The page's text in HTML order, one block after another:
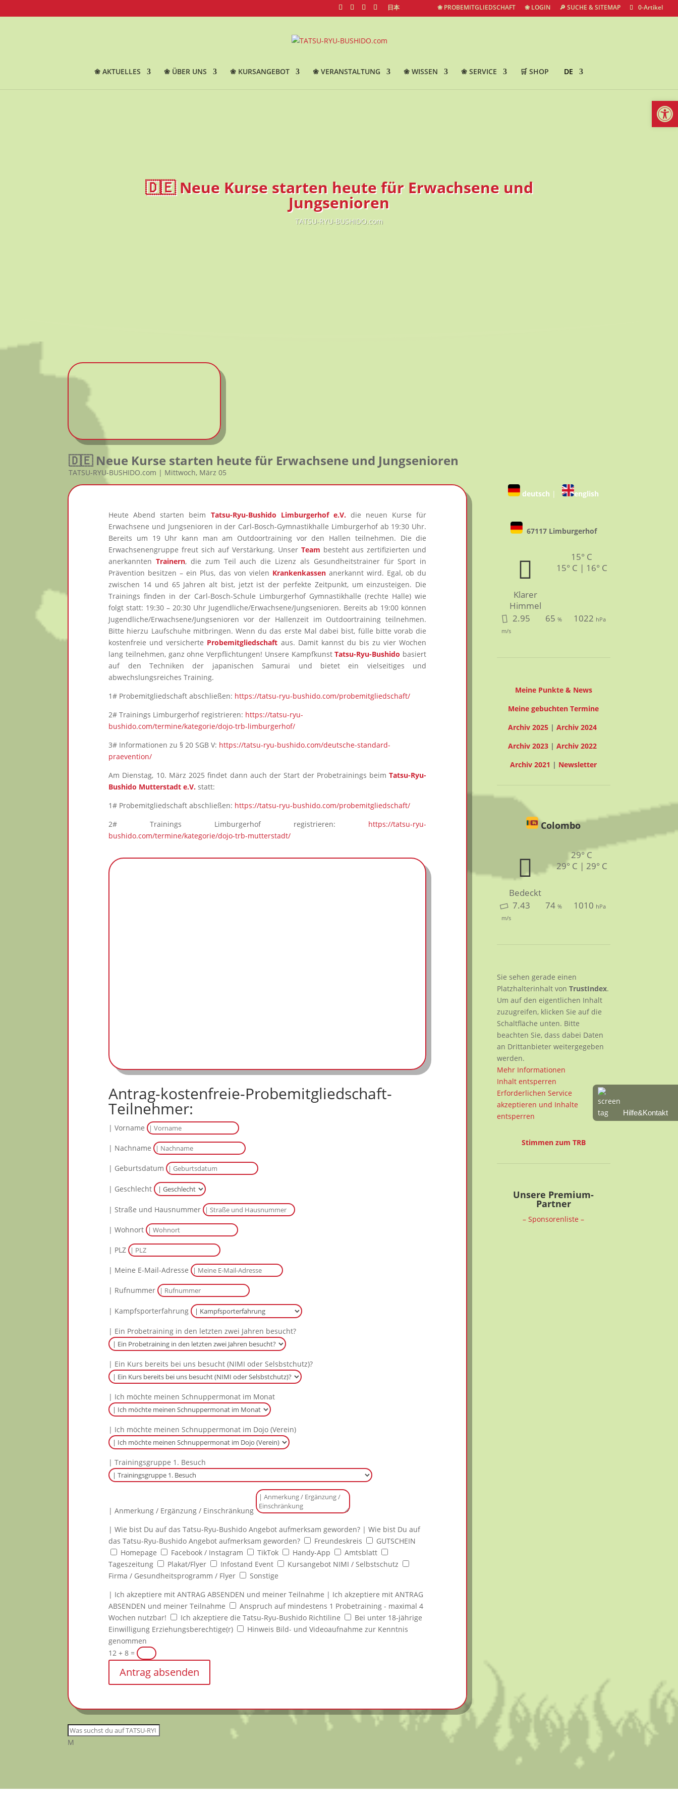
日本 ❀ PROBEMITGLIEDSCHAFT ❀ LOGIN 🔎 SUCHE & SITEMAP 0-Artikel
❀ AKTUELLES ❀ ÜBER UNS ❀ KURSANGEBOT ❀ VERANSTALTUNG ❀ WISSEN ❀ SERVICE 🛒 SHOP DE
🇩🇪 Neue Kurse starten heute für Erwachsene und
Jungsenioren
TATSU-RYU-BUSHIDO.com
🇩🇪 Neue Kurse starten heute für Erwachsene und Jungsenioren
TATSU-RYU-BUSHIDO.com | Mittwoch, März 05
Heute Abend starten beim Tatsu-Ryu-Bushido Limburgerhof e.V.die neuen Kurse für
Erwachsene und Jungsenioren in der Carl-Bosch-Gymnastikhalle Limburgerhof ab 19:30 Uhr.
Bereits um 19 Uhr kann man am Outdoortraining vor den Hallen teilnehmen. Die die
Erwachsenengruppe freut sich auf Verstärkung. Unser Team besteht aus zertifizierten und
anerkanntenTrainern, die zum Teil auch die Lizenz als Gesundheitstrainer für Sport in
Prävention besitzen – ein Plus, das von vielen Krankenkassenanerkannt wird. Egal, ob du
zwischen 14 und 65 Jahren alt bist, jetzt ist der perfekte Zeitpunkt, um einzusteigen. Die
Trainings finden in der Carl-Bosch-Schule Limburgerhof Gymnastikhalle (rechte Halle) wie
folgt statt: 19:30 – 20:30 Uhr Jugendliche/Erwachsene/Jungsenioren. Bereits ab 19:00 können
Jugendliche/Erwachsene/Jungsenioren vor der Hallenzeit im Outdoortraining teilnehmen.
Bitte hierzu Laufschuhe mitbringen. Wenn du das erste Mal dabei bist, fülle bitte vorab die
kostenfreie und versicherte Probemitgliedschaft aus. Damit kannst du bis zu vier Wochen
lang teilnehmen, ganz ohne Verpflichtungen! Unsere KampfkunstTatsu-Ryu-Bushido basiert
auf den Techniken der japanischen Samurai und bietet ein vielseitiges und
abwechslungsreiches Training.
1# Probemitgliedschaft abschließen: https://tatsu-ryu-bushido.com/probemitgliedschaft/
2# Trainings Limburgerhof registrieren: https://tatsu-ryu-
bushido.com/termine/kategorie/dojo-trb-limburgerhof/
3# Informationen zu § 20 SGB V: https://tatsu-ryu-bushido.com/deutsche-standard-
praevention/
Am Dienstag, 10. März 2025 findet dann auch der Start der Probetrainings beimTatsu-Ryu-
Bushido Mutterstadt e.V. statt:
1# Probemitgliedschaft abschließen: https://tatsu-ryu-bushido.com/probemitgliedschaft/
2# Trainings Limburgerhof registrieren: https://tatsu-ryu-
bushido.com/termine/kategorie/dojo-trb-mutterstadt/
Antrag-kostenfreie-Probemitgliedschaft-
Teilnehmer:
| Vorname
| Nachname
| Geburtsdatum
| Geschlecht
| Straße und Hausnummer
| Wohnort
| PLZ
| Meine E-Mail-Adresse
| Rufnummer
| Kampfsporterfahrung
| Ein Probetraining in den letzten zwei Jahren besucht?
| Ein Kurs bereits bei uns besucht (NIMI oder Selsbstchutz)?
| Ich möchte meinen Schnuppermonat im Monat
| Ich möchte meinen Schnuppermonat im Dojo (Verein)
| Trainingsgruppe 1. Besuch
| Anmerkung / Ergänzung / Einschränkung
| Wie bist Du auf das Tatsu-Ryu-Bushido Angebot aufmerksam geworden? | Wie bist Du auf
das Tatsu-Ryu-Bushido Angebot aufmerksam geworden?
Freundeskreis
GUTSCHEIN
Homepage
Facebook / Instagram TikTok Handy-App
Amtsblatt
Tageszeitung
Plakat/Flyer Infostand Event
Kursangebot NIMI / Selbstschutz
Firma / Gesundheitsprogramm / Flyer
Sonstige
| Ich akzeptiere mit ANTRAG ABSENDEN und meiner Teilnahme | Ich akzeptiere mit ANTRAG
ABSENDEN und meiner Teilnahme
Anspruch auf mindestens 1 Probetraining - maximal 4
Wochen nutzbar!
Ich akzeptiere die Tatsu-Ryu-Bushido Richtiline
Bei unter 18-jährige
Einwilligung Erziehungsberechtige(r)
Hinweis Bild- und Videoaufnahme zur Kenntnis
genommen
12 + 8 =
Antrag absenden
M
deutsch | english
67117 Limburgerhof
Klarer
Himmel
15° C
15° C | 16° C
2.95
m/s
65 % 1022 hPa
Meine Punkte & News
Meine gebuchten Termine
Archiv 2025 |Archiv 2024
Archiv 2023 |Archiv 2022
Archiv 2021 | Newsletter
Colombo
Bedeckt
29° C
29° C | 29° C
7.43
m/s
74 % 1010 hPa
Sie sehen gerade einen
Platzhalterinhalt vonTrustIndex.
Um auf den eigentlichen Inhalt
zuzugreifen, klicken Sie auf die
Schaltfläche unten. Bitte
beachten Sie, dass dabei Daten
an Drittanbieter weitergegeben
werden.
Mehr Informationen
Inhalt entsperren
Erforderlichen Service
akzeptieren und Inhalte
entsperren
Stimmen zum TRB
Unsere Premium-
Partner
– Sponsorenliste –
Hilfe&Kontakt